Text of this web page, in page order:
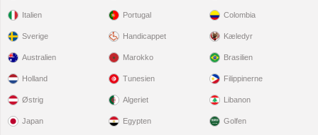
Italien
Sverige
Portugal
Handicappet
Colombia
Kæledyr
Australien
Holland
Østrig
Japan
Marokko
Tunesien
Algeriet
Egypten
Brasilien
Filippinerne
Libanon
Golfen